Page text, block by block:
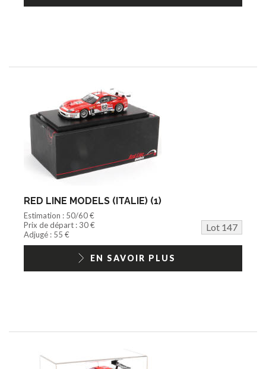
RED LINE MODELS (ITALIE) (1)
Estimation : 50/60 €
Prix de départ : 30 €
Lot 147
Adjugé : 55 €
EN SAVOIR PLUS